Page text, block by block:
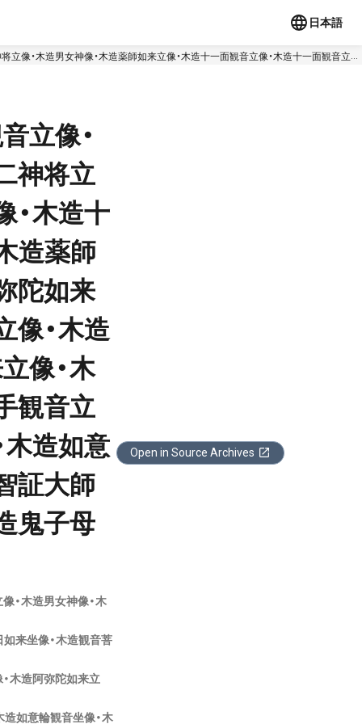
日本語
立像・木造男女神像・木造薬師如来立像・木造十一面観音立像・木造十一面観音立
立像・
神将立
・木造十
造薬師
陀如来
像・木造
像・木
観音立
木造如意
証大師
鬼子母
・木造男女神像・木
如来坐像・木造観音菩
木造阿弥陀如来立
造如意輪観音坐像・木
Open in Source Archives